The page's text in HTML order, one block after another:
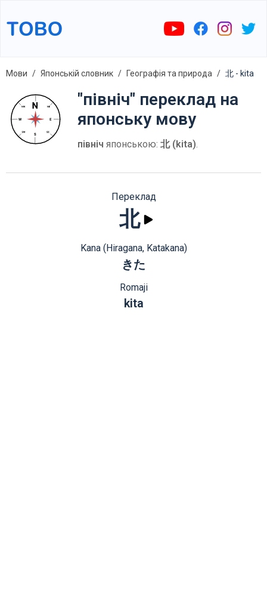
Мови Японській словник Географія та природа 北 - kita
"північ" переклад на
японську мову
північ японською: 北 (kita).
Переклад
北
Kana (Hiragana, Katakana)
きた
Romaji
kita